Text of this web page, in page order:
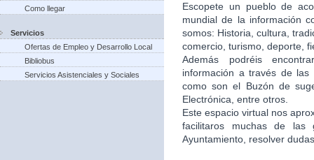
Como llegar
Servicios
Ofertas de Empleo y Desarrollo Local
Bibliobus
Servicios Asistenciales y Sociales
Escopete un pueblo de
mundial de la información
somos: Historia, cultura,
comercio, turismo, deporte,
Además podréis
información a través de
como son el Buzón de
Electrónica, entre otros.
Este espacio virtual nos
facilitaros muchas de
Ayuntamiento, resolver